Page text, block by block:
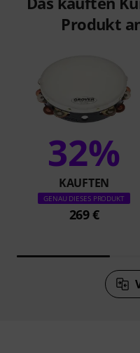
Produkt
32%
KAUFTEN
GENAU DIESES PRODUKT
269 €